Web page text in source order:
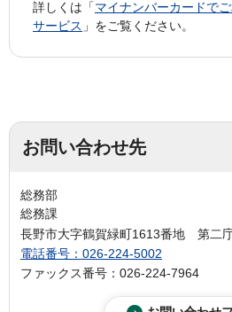
詳しくは「マイナンバーカードで
サービス 」をご覧ください。
お問い合わせ先
総務部
総務課
長野市大字鶴賀緑町1613番地 第二
電話番号：026-224-5002
ファックス番号：026-224-7964